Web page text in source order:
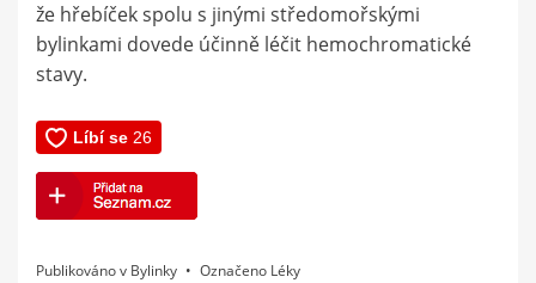
že hřebíček spolu s jinými středomořskými
bylinkami dovede účinně léčit hemochromatické
stavy.
Publikováno v Bylinky Označeno Léky